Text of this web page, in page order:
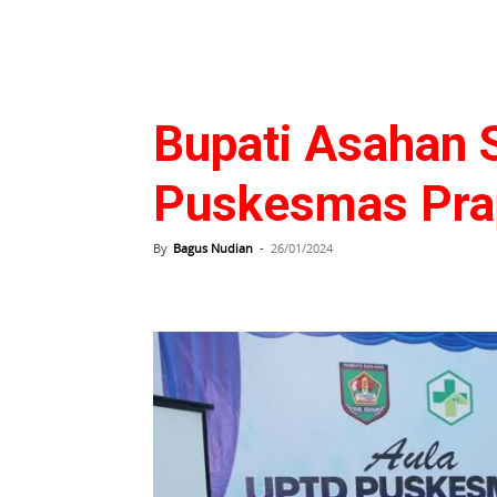
Bupati Asahan
Puskesmas
By Bagus Nudian - 26/01/2024